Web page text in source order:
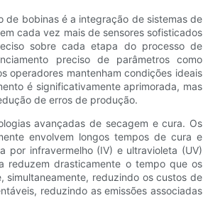
de bobinas é a integração de sistemas de
cada vez mais de sensores sofisticados
sobre cada etapa do processo de
preciso de parâmetros como
operadores mantenham condições ideais
é significativamente aprimorada, mas
de erros de produção.
avançadas de secagem e cura. Os
envolvem longos tempos de cura e
por infravermelho (IV) e ultravioleta (UV)
reduzem drasticamente o tempo que os
simultaneamente, reduzindo os custos de
reduzindo as emissões associadas